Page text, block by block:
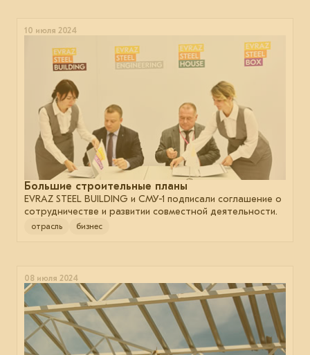
10 июля 2024
Большие строительные планы
EVRAZ STEEL BUILDING и СМУ-1 подписали соглашение о
сотрудничестве и развитии совместной деятельности.
отрасль бизнес
08 июля 2024